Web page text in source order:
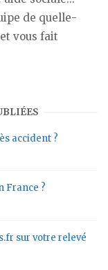
de quelle-
vous fait
accident ?
France ?
sur votre relevé